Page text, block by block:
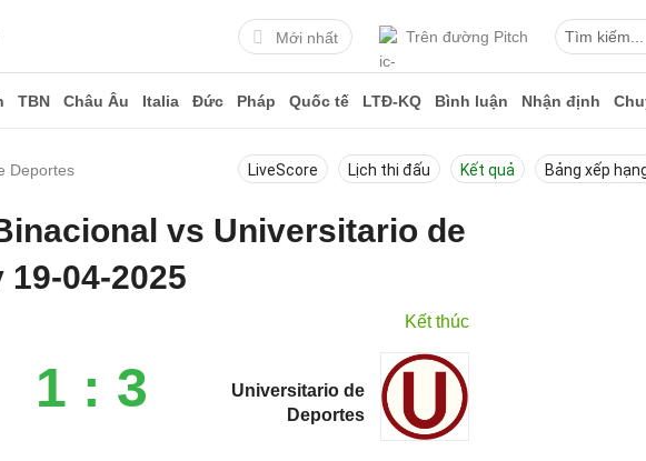
Mới nhất Trên đường Pitch
TBN Châu Âu Italia Đức Pháp Quốc tế LTĐ-KQ Bình luận Nhận định
Deportes LiveScore Lịch thi đấu Kết quả Bảng xếp
vs Universitario de
04-2025
Kết thúc
1 : 3
Universitario de
Deportes